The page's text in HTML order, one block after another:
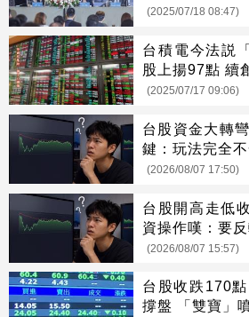
(2025/07/18 08:47)
台積電今法説
股上揚97點 續
(2025/07/17 09:06)
台股資金大轉
鍵：玩法完全
(2026/08/07 17:50)
台股開高走低
資操作嘆：要
(2026/08/07 15:57)
台股收跌170
撐盤 「雙寶」